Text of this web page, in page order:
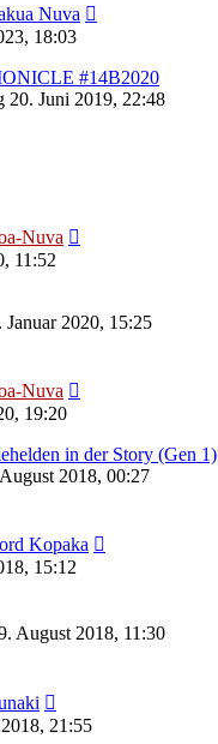
Nuva
18:03
#14B2020
20. Juni 2019, 22:48
Nuva
11:52
Januar 2020, 15:25
Nuva
19:20
in der Story (Gen 1)
2018, 00:27
Kopaka
15:12
August 2018, 11:30
21:55